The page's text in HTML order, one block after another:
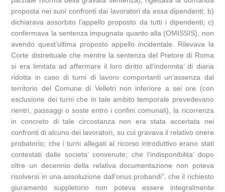
proposta nei suoi confronti dai lavoratori da essa dipendenti; b)
dichiarava assorbito l’appello proposto da tutti i dipendenti; c)
confermava la sentenza impugnata quanto alla (OMISSIS), non
avendo quest’ultima proposto appello incidentale. Rilevava la
Corte distrettuale che mentre la sentenza del Pretore di Roma
si era limitata ad affermare il loro diritto all’indennita’ di diaria
ridotta in caso di turni di lavoro comportanti un’assenza dal
territorio del Comune di Velletri non inferiore a sei ore (con
esclusione dei turni che in tale ambito temporale prevedevano
rientri, passaggi o soste entro i confini comunali), la ricorrenza
in concreto di tale circostanza non era stata accertata nei
confronti di alcuno dei lavoratori, su cui gravava il relativo onere
probatorio; che i turni allegati al ricorso introduttivo erano stati
contestati dalle societa’ convenute; che l’indisponibilita’ dopo
oltre un decennio della relativa documentazione non poteva
risolversi in una assoluzione dall’onus probandi”, che il richiesto
giuramento suppletorio non poteva essere integralmente